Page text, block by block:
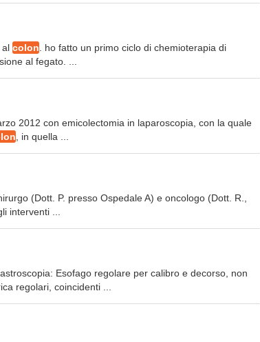
al colon . ho fatto un primo ciclo di chemioterapia di
al fegato. ...
2012 con emicolectomia in laparoscopia, con la quale
, in quella ...
(Dott. P. presso Ospedale A) e oncologo (Dott. R.,
interventi ...
Esofago regolare per calibro e decorso, non
regolari, coincidenti ...